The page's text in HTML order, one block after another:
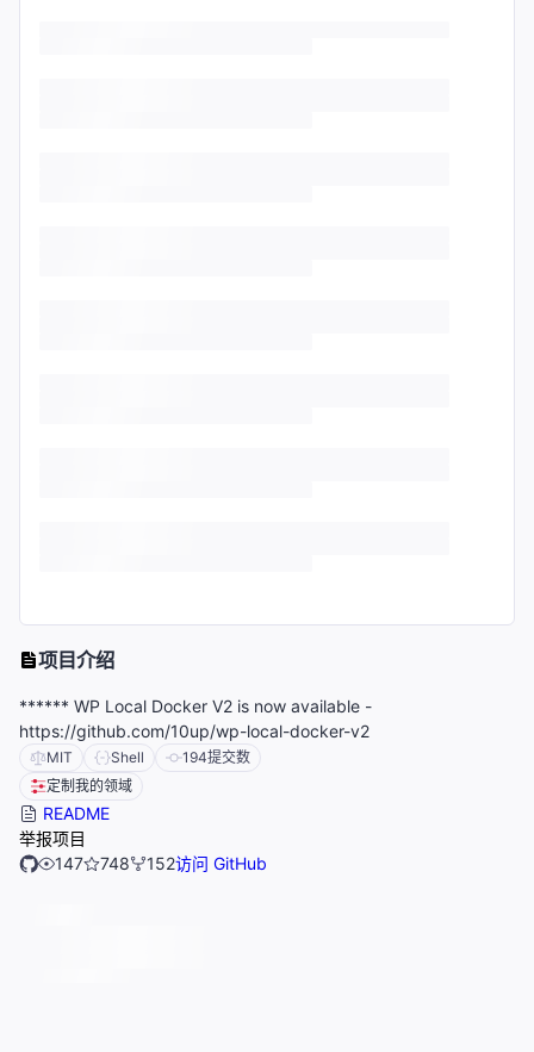
项目介绍
****** WP Local Docker V2 is now available -
https://github.com/10up/wp-local-docker-v2
MIT Shell 194提交数
定制我的领域
README
举报项目
147
748 152访问 GitHub